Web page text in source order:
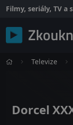
Filmy, seriály, TV
Televize
Dorcel